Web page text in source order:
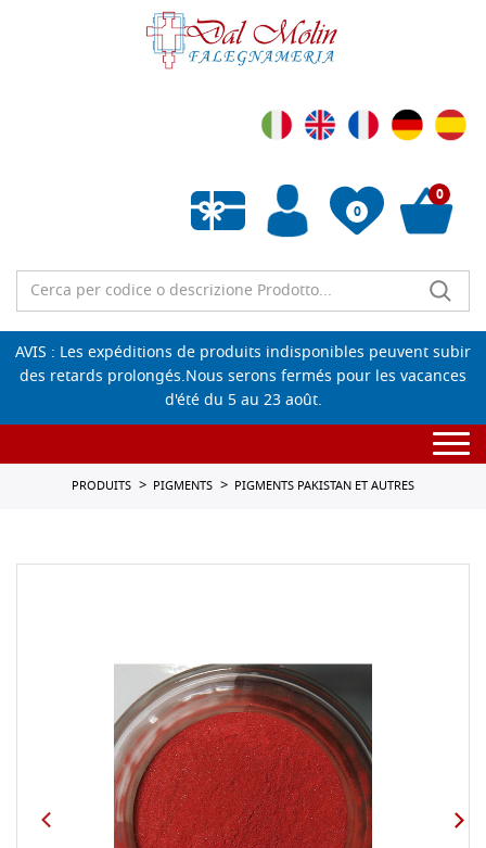
0
Liste de souhaits vide
0
AVIS : Les expéditions de produits indisponibles peuvent subir
des retards prolongés.Nous serons fermés pour les vacances
d'été du 5 au 23 août.
PRODUITS PIGMENTS PIGMENTS PAKISTAN ET AUTRES